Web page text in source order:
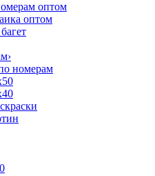
оптом
оптом
›
номерам